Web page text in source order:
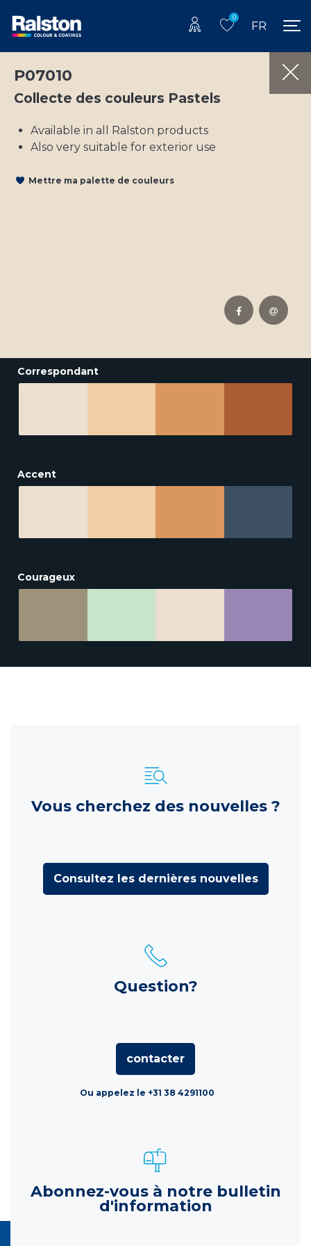
0
FR
P07010
Collecte des couleurs Pastels
Available in all Ralston products
Also very suitable for exterior use
Mettre ma palette de couleurs
Correspondant
Accent
Courageux
Vous cherchez des nouvelles ?
Consultez les dernières nouvelles
Question?
contacter
Ou appelez le +31 38 4291100
Abonnez-vous à notre bulletin
d'information